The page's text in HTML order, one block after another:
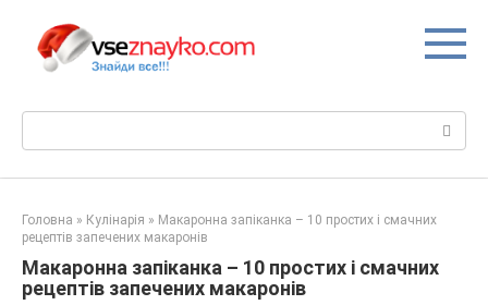
вмісту
Головна » Кулінарія » Макаронна запіканка – 10 простих і смачних
рецептів запечених макаронів
Макаронна запіканка – 10 простих і смачних
рецептів запечених макаронів